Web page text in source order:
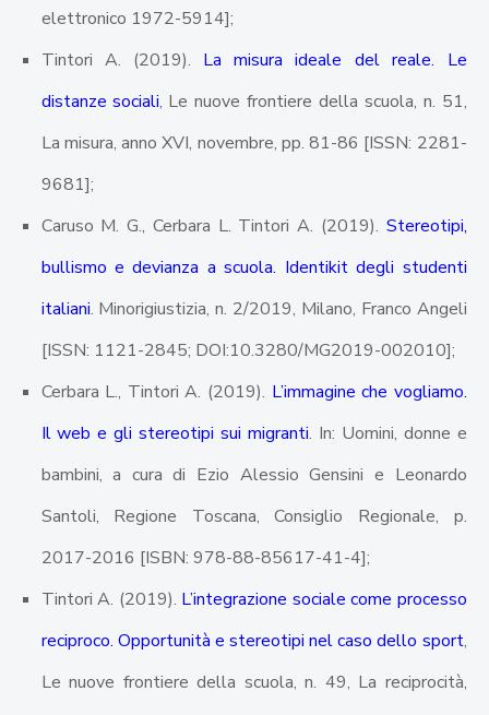
elettronico 1972-5914];
Tintori A. (2019). La misura ideale del reale. Le
distanze sociali, Le nuove frontiere della scuola, n. 51,
La misura, anno XVI, novembre, pp. 81-86 [ISSN: 2281-
9681];
Caruso M. G., Cerbara L. Tintori A. (2019). Stereotipi,
bullismo e devianza a scuola. Identikit degli studenti
italiani. Minorigiustizia, n. 2/2019, Milano, Franco Angeli
[ISSN: 1121-2845; DOI:10.3280/MG2019-002010];
Cerbara L., Tintori A. (2019). L’immagine che vogliamo.
Il web e gli stereotipi sui migranti. In: Uomini, donne e
bambini, a cura di Ezio Alessio Gensini e Leonardo
Santoli, Regione Toscana, Consiglio Regionale, p.
2017-2016 [ISBN: 978-88-85617-41-4];
Tintori A. (2019). L’integrazione sociale come processo
reciproco. Opportunità e stereotipi nel caso dello sport,
Le nuove frontiere della scuola, n. 49, La reciprocità,